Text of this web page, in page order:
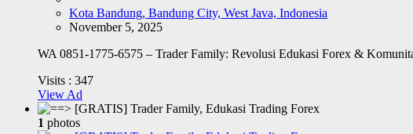
Kota Bandung, Bandung City, West Java, Indonesia
November 5, 2025
WA 0851-1775-6575 – Trader Family: Revolusi Edukasi Forex &
Visits : 347
View Ad
1 photos